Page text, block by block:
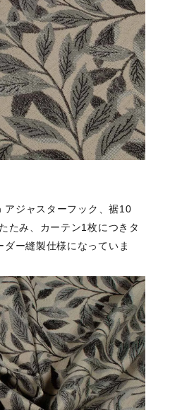
ジャスターフック、裾10
たみ、カーテン1枚につきタ
ー縫製仕様になっていま